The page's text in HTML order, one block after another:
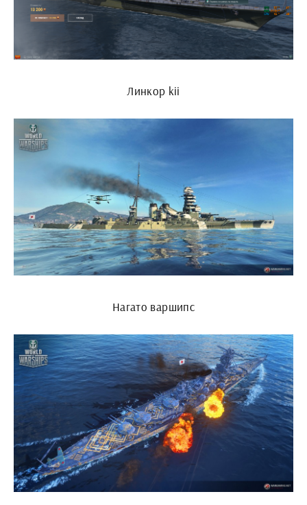
Линкор kii
Нагато варшипс